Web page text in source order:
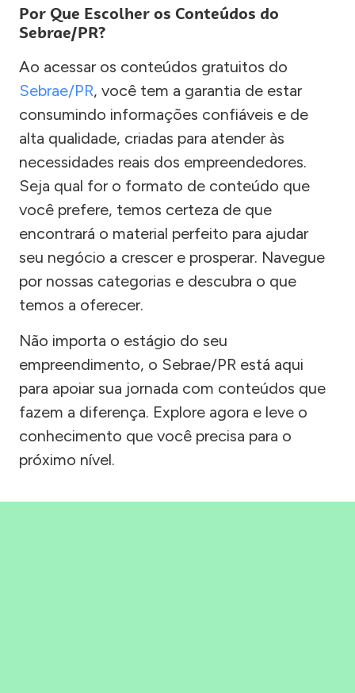
Por Que Escolher os Conteúdos do
Sebrae/PR?
Ao acessar os conteúdos gratuitos do
Sebrae/PR, você tem a garantia de estar
consumindo informações confiáveis e de
alta qualidade, criadas para atender às
necessidades reais dos empreendedores.
Seja qual for o formato de conteúdo que
você prefere, temos certeza de que
encontrará o material perfeito para ajudar
seu negócio a crescer e prosperar. Navegue
por nossas categorias e descubra o que
temos a oferecer.
Não importa o estágio do seu
empreendimento, o Sebrae/PR está aqui
para apoiar sua jornada com conteúdos que
fazem a diferença. Explore agora e leve o
conhecimento que você precisa para o
próximo nível.